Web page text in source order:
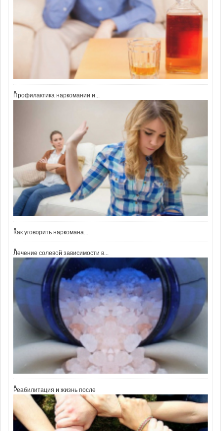
Профилактика наркомании и...
Как уговорить наркомана...
Лечение солевой зависимости в...
Реабилитация и жизнь после